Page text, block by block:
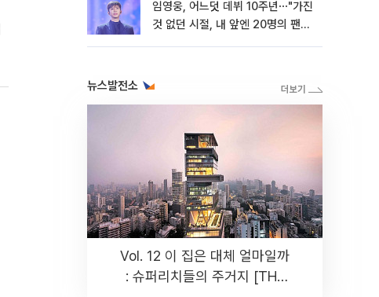
임영웅, 어느덧 데뷔 10주년⋯"가진
것 없던 시절, 내 앞엔 20명의 팬
뉴스발전소
Vol. 12 이 집은 대체 얼마일까
: 슈퍼리치들의 주거지 [THE